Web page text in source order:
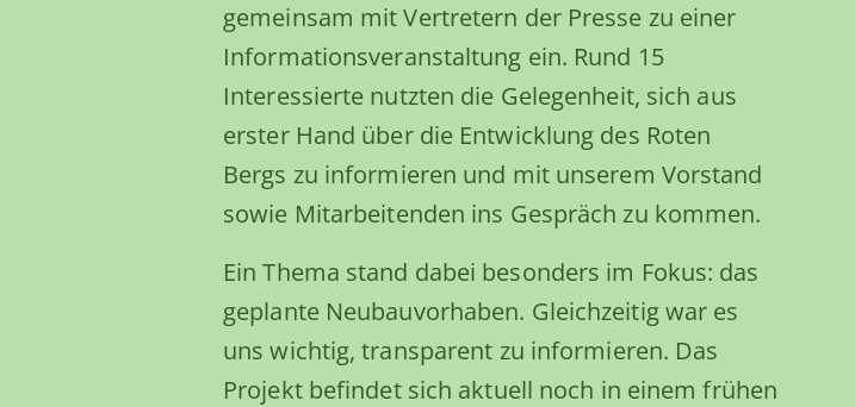
gemeinsam mit Vertretern der Presse zu einer
Informationsveranstaltung ein. Rund 15
Interessierte nutzten die Gelegenheit, sich aus
erster Hand über die Entwicklung des Roten
Bergs zu informieren und mit unserem Vorstand
sowie Mitarbeitenden ins Gespräch zu kommen.
Ein Thema stand dabei besonders im Fokus: das
geplante Neubauvorhaben. Gleichzeitig war es
uns wichtig, transparent zu informieren. Das
Projekt befindet sich aktuell noch in einem frühen